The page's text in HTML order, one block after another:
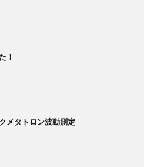
！
メタトロン波動測定